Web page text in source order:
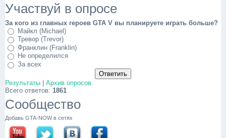
Участвуй в опросе
За кого из главных героев GTA V вы планируете играть больше?
Майкл (Michael)
Тревор (Trevor)
Франклин (Franklin)
Не определился
За всех
Результаты | Архив опросов
Всего ответов: 1861
Сообщество
Добавь GTA-NOW в сетях